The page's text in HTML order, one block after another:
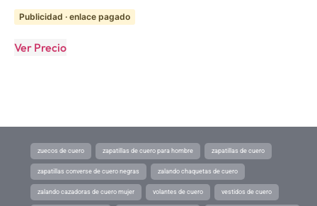
Publicidad · enlace pagado
Ver Precio
zuecos de cuero zapatillas de cuero para hombre zapatillas de cuero
zapatillas converse de cuero negras zalando chaquetas de cuero
zalando cazadoras de cuero mujer volantes de cuero vestidos de cuero